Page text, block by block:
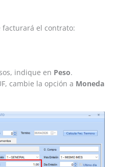
facturará el contrato:
indique en Peso.
cambie la opción a Moneda